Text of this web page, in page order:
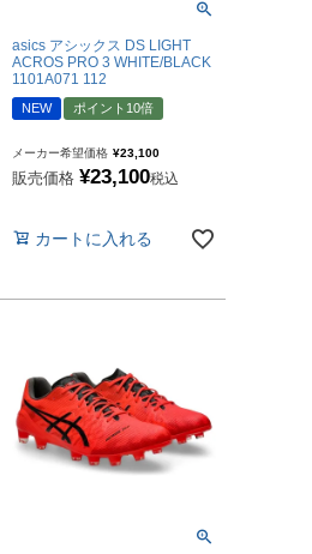
asics アシックス DS LIGHT
ACROS PRO 3 WHITE/BLACK
1101A071 112
NEW ポイント10倍
メーカー希望価格 ¥23,100
販売価格 ¥23,100税込
カートに入れる